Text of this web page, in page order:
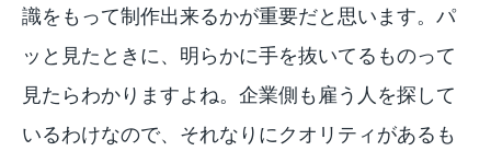
識をもって制作出来るかが重要だと思います。パ
ッと見たときに、明らかに手を抜いてるものって
見たらわかりますよね。企業側も雇う人を探して
いるわけなので、それなりにクオリティがあるも